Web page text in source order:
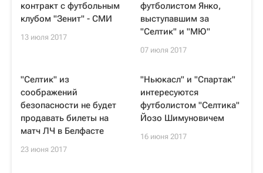
контракт с футбольным
клубом "Зенит" - СМИ
13 июля 2017
футболистом Янко,
выступавшим за
"Селтик" и "МЮ"
07 июля 2017
"Селтик" из
соображений
безопасности не будет
продавать билеты на
матч ЛЧ в Белфасте
23 июня 2017
"Ньюкасл" и "Спартак"
интересуются
футболистом "Селтика"
Йозо Шимуновичем
16 июня 2017